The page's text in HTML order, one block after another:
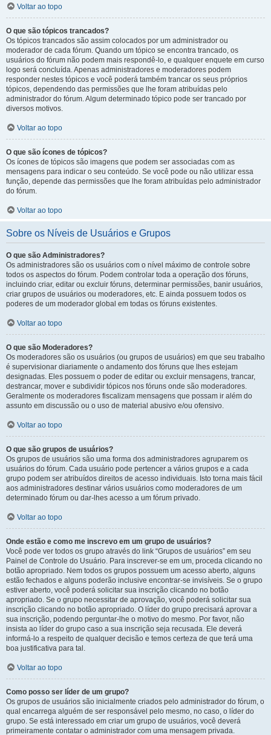
Voltar ao topo
O que são tópicos trancados?
Os tópicos trancados são assim colocados por um administrador ou
moderador de cada fórum. Quando um tópico se encontra trancado, os
usuários do fórum não podem mais respondê-lo, e qualquer enquete em curso
logo será concluída. Apenas administradores e moderadores podem
responder nestes tópicos e você poderá também trancar os seus próprios
tópicos, dependendo das permissões que lhe foram atribuídas pelo
administrador do fórum. Algum determinado tópico pode ser trancado por
diversos motivos.
Voltar ao topo
O que são ícones de tópicos?
Os ícones de tópicos são imagens que podem ser associadas com as
mensagens para indicar o seu conteúdo. Se você pode ou não utilizar essa
função, depende das permissões que lhe foram atribuídas pelo administrador
do fórum.
Voltar ao topo
Sobre os Níveis de Usuários e Grupos
O que são Administradores?
Os administradores são os usuários com o nível máximo de controle sobre
todos os aspectos do fórum. Podem controlar toda a operação dos fóruns,
incluindo criar, editar ou excluir fóruns, determinar permissões, banir usuários,
criar grupos de usuários ou moderadores, etc. E ainda possuem todos os
poderes de um moderador global em todas os fóruns existentes.
Voltar ao topo
O que são Moderadores?
Os moderadores são os usuários (ou grupos de usuários) em que seu trabalho
é supervisionar diariamente o andamento dos fóruns que lhes estejam
designadas. Eles possuem o poder de editar ou excluir mensagens, trancar,
destrancar, mover e subdividir tópicos nos fóruns onde são moderadores.
Geralmente os moderadores fiscalizam mensagens que possam ir além do
assunto em discussão ou o uso de material abusivo e/ou ofensivo.
Voltar ao topo
O que são grupos de usuários?
Os grupos de usuários são uma forma dos administradores agruparem os
usuários do fórum. Cada usuário pode pertencer a vários grupos e a cada
grupo podem ser atribuídos direitos de acesso individuais. Isto torna mais fácil
aos administradores destinar vários usuários como moderadores de um
determinado fórum ou dar-lhes acesso a um fórum privado.
Voltar ao topo
Onde estão e como me inscrevo em um grupo de usuários?
Você pode ver todos os grupo através do link “Grupos de usuários” em seu
Painel de Controle do Usuário. Para inscrever-se em um, proceda clicando no
botão apropriado. Nem todos os grupos possuem um acesso aberto, alguns
estão fechados e alguns poderão inclusive encontrar-se invisíveis. Se o grupo
estiver aberto, você poderá solicitar sua inscrição clicando no botão
apropriado. Se o grupo necessitar de aprovação, você poderá solicitar sua
inscrição clicando no botão apropriado. O líder do grupo precisará aprovar a
sua inscrição, podendo perguntar-lhe o motivo do mesmo. Por favor, não
insista ao líder do grupo caso a sua inscrição seja recusada. Ele deverá
informá-lo a respeito de qualquer decisão e temos certeza de que terá uma
boa justificativa para tal.
Voltar ao topo
Como posso ser líder de um grupo?
Os grupos de usuários são inicialmente criados pelo administrador do fórum, o
qual encarrega alguém de ser responsável pelo mesmo, no caso, o líder do
grupo. Se está interessado em criar um grupo de usuários, você deverá
primeiramente contatar o administrador com uma mensagem privada.